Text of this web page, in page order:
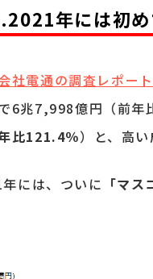
年には初
社電通の調査レポー
6兆7,998億円（前年
比121.4％）と、高い
には、ついに 「マ